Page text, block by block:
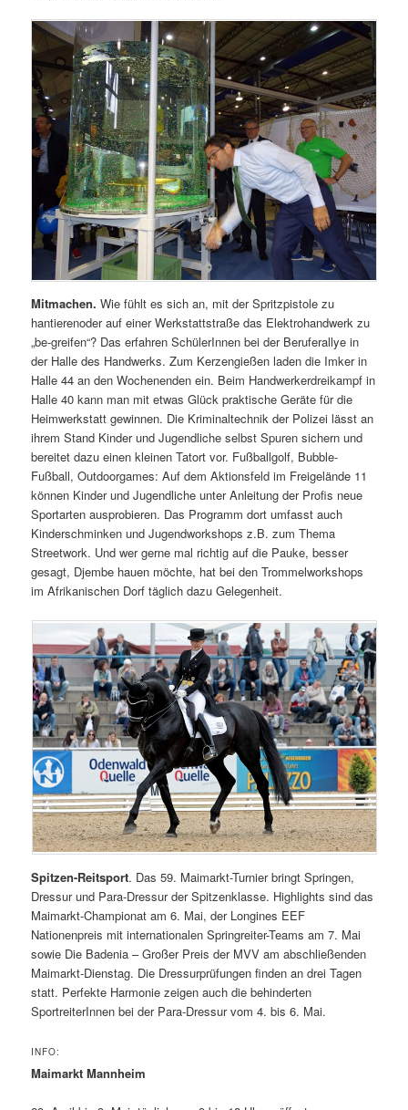
Mitmachen.Wie fühlt es sich an, mit der Spritzpistole zu
hantierenoder auf einer Werkstattstraße das Elektrohandwerk zu
„be-greifen“? Das erfahren SchülerInnen bei der Beruferallye in
der Halle des Handwerks. Zum Kerzengießen laden die Imker in
Halle 44 an den Wochenenden ein. Beim Handwerkerdreikampf in
Halle 40 kann man mit etwas Glück praktische Geräte für die
Heimwerkstatt gewinnen. Die Kriminaltechnik der Polizei lässt an
ihrem Stand Kinder und Jugendliche selbst Spuren sichern und
bereitet dazu einen kleinen Tatort vor. Fußballgolf, Bubble-
Fußball, Outdoorgames: Auf dem Aktionsfeld im Freigelände 11
können Kinder und Jugendliche unter Anleitung der Profis neue
Sportarten ausprobieren. Das Programm dort umfasst auch
Kinderschminken und Jugendworkshops z.B. zum Thema
Streetwork. Und wer gerne mal richtig auf die Pauke, besser
gesagt, Djembe hauen möchte, hat bei den Trommelworkshops
im Afrikanischen Dorf täglich dazu Gelegenheit.
Spitzen-Reitsport. Das 59. Maimarkt-Turnier bringt Springen,
Dressur und Para-Dressur der Spitzenklasse. Highlights sind das
Maimarkt-Championat am 6. Mai, der Longines EEF
Nationenpreis mit internationalen Springreiter-Teams am 7. Mai
sowie Die Badenia – Großer Preis der MVV am abschließenden
Maimarkt-Dienstag. Die Dressurprüfungen finden an drei Tagen
statt. Perfekte Harmonie zeigen auch die behinderten
SportreiterInnen bei der Para-Dressur vom 4. bis 6. Mai.
INFO:
Maimarkt Mannheim